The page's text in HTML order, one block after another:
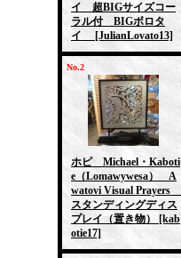
イ 超BIGサイズコー
ラル付 BIGボロタ
イ
[JulianLovato13]
No.2
ホピ Michael・Kaboti
e（Lomawywesa） A
watovi Visual Prayers
スタンディングディス
プレイ（置き物）
[kab
otie17]